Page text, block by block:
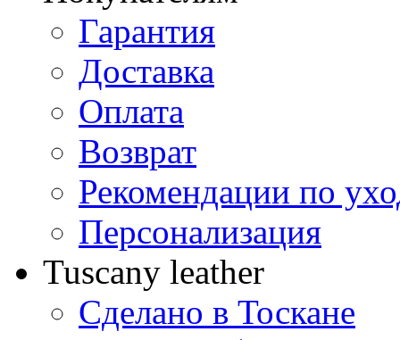
Гарантия
Доставка
Оплата
Возврат
Рекомендации по
Персонализация
Tuscany leather
Сделано в Тоскане